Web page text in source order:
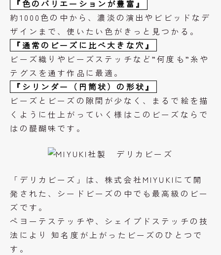
『色のバリエーションが豊富』
約1000色の中から、濃淡の演出やビビッドなデ
ザインまで、使いたい色がきっと見つかる。
『通常のビーズに比べ大きな穴』
ビーズ織りやビーズステッチなど”何度も”糸や
テグスを通す作品に最適。
『シリンダー（円筒状）の形状』
ビーズとビーズの隙間が少なく、まるで絵を描
くように仕上がっていく様はこのビーズならで
はの醍醐味です。
「デリカビーズ」は、株式会社MIYUKIにて開
発された、シードビーズの中でも最高級のビー
ズです。
ペヨーテステッチや、シェイプドステッチの技
法により 知名度が上がったビーズのひとつで
す。